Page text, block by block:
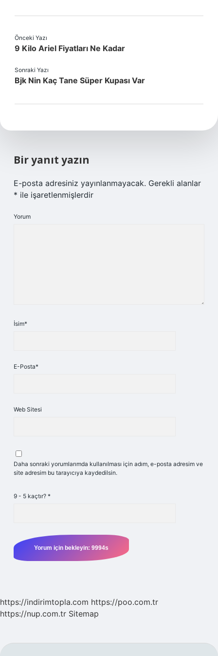
Önceki Yazı
9 Kilo Ariel Fiyatları Ne Kadar
Sonraki Yazı
Bjk Nin Kaç Tane Süper Kupası Var
Bir yanıt yazın
E-posta adresiniz yayınlanmayacak. Gerekli alanlar
* ile işaretlenmişlerdir
Yorum
İsim*
E-Posta*
Web Sitesi
Daha sonraki yorumlarımda kullanılması için adım, e-posta adresim ve
site adresim bu tarayıcıya kaydedilsin.
9 - 5 kaçtır? *
https://indirimtopla.com https://poo.com.tr
https://nup.com.tr Sitemap